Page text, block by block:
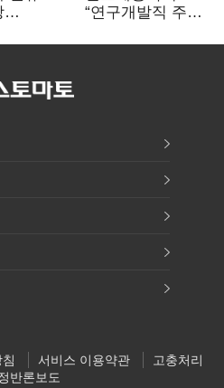
너지안보
“연구개발직 주
개선해야”
서비스 이용약관
고충처리
반론보도